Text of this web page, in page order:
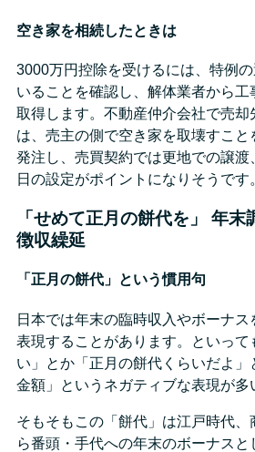
空き家を相続したときは
3000万円控除を受けるには、特例
いることを確認し、解体業者から工
取得します。不動産仲介会社で売却
は、売主の側で空き家を取壊すこと
発注し、売買契約では更地での譲渡
日の設定がポイントになりそうです
「せめて正月の餅代を」 年
徴収繰延
「正月の餅代」という慣用句
日本では年末の臨時収入やボーナス
表現することがあります。といって
い」とか「正月の餅代くらいだよ」
金額」というネガティブな表現が多
そもそもこの「餅代」は江戸時代
ら番頭・手代への年末のボーナス